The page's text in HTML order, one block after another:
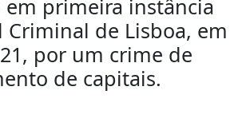
em primeira instância
Criminal de Lisboa, em
por um crime de
de capitais.